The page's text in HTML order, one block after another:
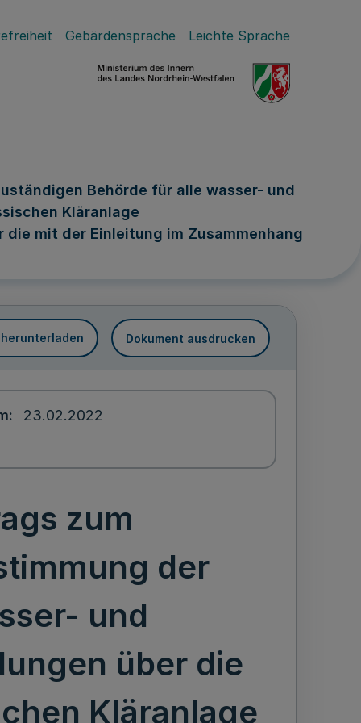
Gebärdensprache Leichte Sprache
Behörde für alle wasser- und
Kläranlage
mit der Einleitung im Zusammenhang
herunterladen Dokument ausdrucken
23.02.2022
zum
der
und
über die
Kläranlage